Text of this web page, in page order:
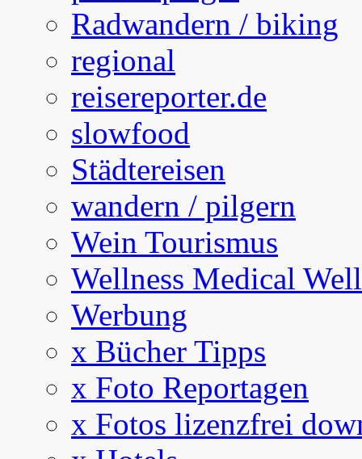
Radwandern / biking
regional
reisereporter.de
slowfood
Städtereisen
wandern / pilgern
Wein Tourismus
Wellness Medical
Werbung
x Bücher Tipps
x Foto Reportagen
x Fotos lizenzfrei